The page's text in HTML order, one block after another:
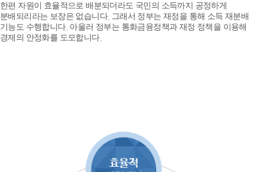
한편 자원이 효율적으로 배분되더라도 국민의 소득까지 공정하게
분배되리라는 보장은 없습니다. 그래서 정부는 재정을 통해 소득 재분배
기능도 수행합니다. 아울러 정부는 통화금융정책과 재정 정책을 이용해
경제의 안정화를 도모합니다.